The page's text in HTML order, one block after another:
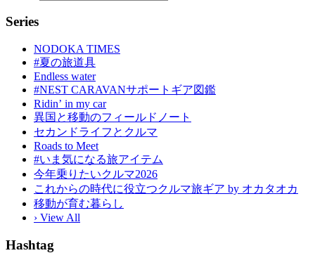
Series
NODOKA TIMES
#夏の旅道具
Endless water
#NEST CARAVANサポートギア図鑑
Ridinʼ in my car
異国と移動のフィールドノート
セカンドライフとクルマ
Roads to Meet
#いま気になる旅アイテム
今年乗りたいクルマ2026
これからの時代に役立つクルマ旅ギア by オカタオカ
移動が育む暮らし
› View All
Hashtag